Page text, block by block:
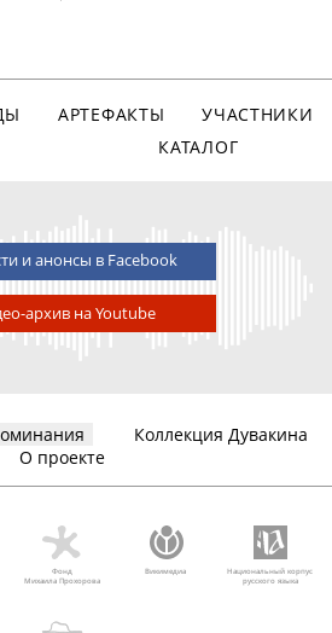
АРТЕФАКТЫ
УЧАСТНИКИ
КАТАЛОГ
и анонсы в Facebook
архив на Youtube
Коллекция Дувакина
О проекте
Фонд
Михаила Прохорова
Викимедиа
Национальный корпус
русского языка